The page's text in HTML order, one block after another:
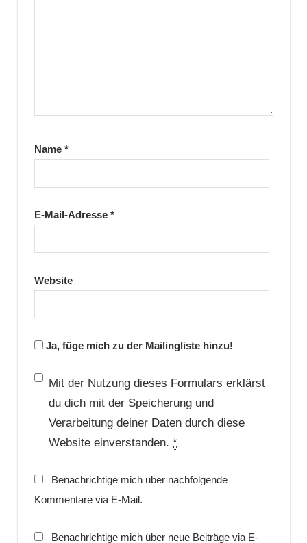
Name *
E-Mail-Adresse *
Website
Ja, füge mich zu der Mailingliste hinzu!
Mit der Nutzung dieses Formulars erklärst
du dich mit der Speicherung und
Verarbeitung deiner Daten durch diese
Website einverstanden. *
Benachrichtige mich über nachfolgende
Kommentare via E-Mail.
Benachrichtige mich über neue Beiträge via E-